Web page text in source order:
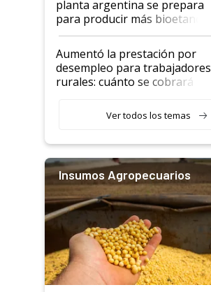
planta argentina se prepara
para producir más bioetanol
que nunca
Aumentó la prestación por
desempleo para trabajadores
rurales: cuánto se cobrará
Ver todos los temas
Insumos Agropecuarios